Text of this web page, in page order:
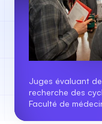
Juges évaluant
recherche des
Faculté de